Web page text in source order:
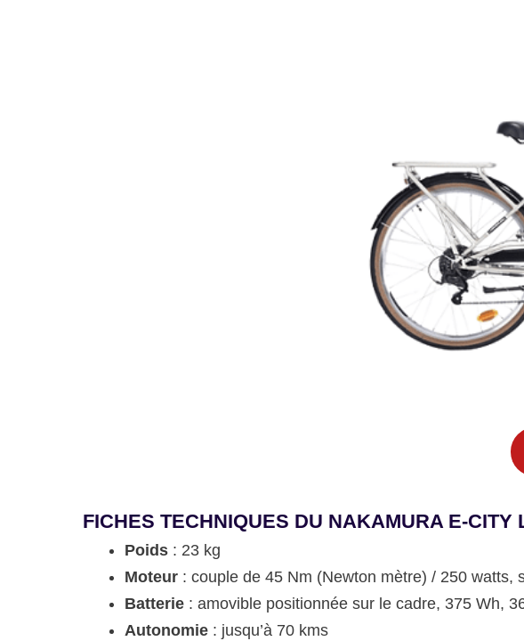
FICHES TECHNIQUES DU NAKAMURA E-CITY
Poids : 23 kg
Moteur : couple de 45 Nm (Newton mètre) / 250
Batterie : amovible positionnée sur le cadre, 375 Wh,
Autonomie : jusqu’à 70 kms